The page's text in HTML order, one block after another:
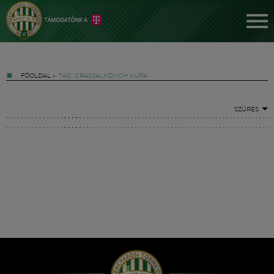
FŐOLDAL » TAG: GRASSALKOVICH KUPA
SZŰRÉS
Hírek